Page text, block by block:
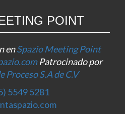
POINT
enSpazio Meeting Point
Patrocinado por
Proceso S.A de C.V
5549 5281